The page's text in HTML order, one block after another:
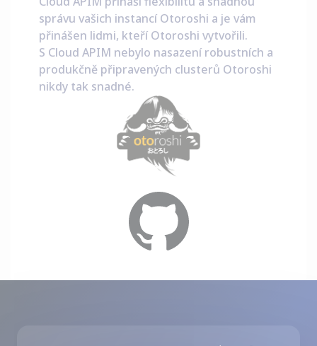
správu vašich instancí Otoroshi a je vám
přinášen lidmi, kteří Otoroshi vytvořili.
S Cloud APIM nebylo nasazení robustních a
produkčně připravených clusterů Otoroshi
nikdy tak snadné.